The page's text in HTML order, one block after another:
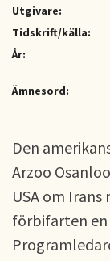
Utgivare:
Tidskrift/källa:
År:
Ämnesord:
Den
Arzoo
USA om
förbifarten en